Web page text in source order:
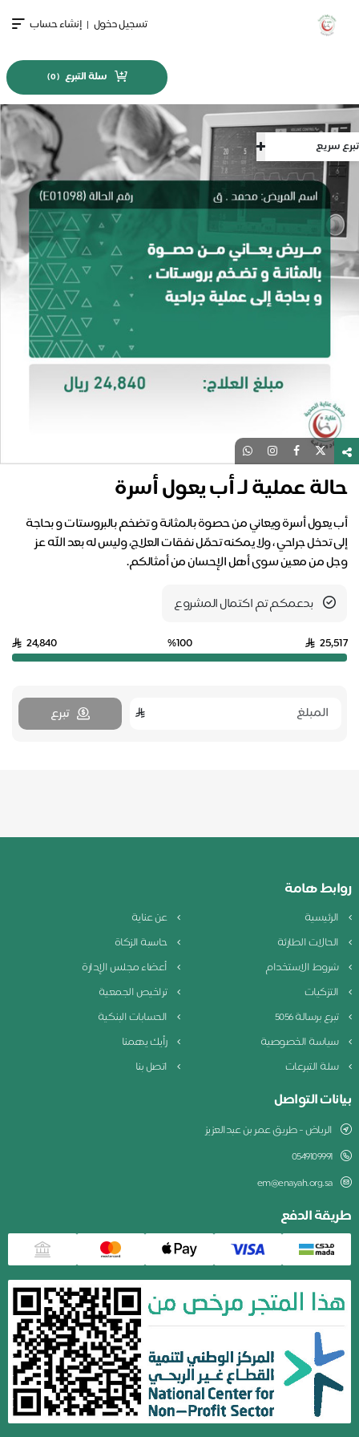
تبرع سريع
تسجيل دخول | إنشاء حساب
سلة التبرع (
0
)
حالة عملية لـ أب يعول أسرة
أب يعول أسرة ويعاني من حصوة بالمثانة و تضخم بالبروستات و بحاجة
إلى تدخل جراحي ، ولا يمكنه تحمّل نفقات العلاج، وليس له بعد الله عز
وجل من معين سوى أهل الإحسان من أمثالكم.
بدعمكم تم اكتمال المشروع
25,517
%100
24,840
تبرع
روابط هامة
الرئيسية
عن عناية
الحالات الطارئة
حاسبة الزكاة
شروط الاستخدام
أعضاء مجلس الإدارة
التزكيات
تراخيص الجمعية
تبرع برسالة 5056
الحسابات البنكية
سياسة الخصوصية
رأيك يهمنا
سلة التبرعات
اتصل بنا
بيانات التواصل
الرياض - طريق عمر بن عبدالعزيز
0549109991
em@enayah.org.sa
طريقة الدفع